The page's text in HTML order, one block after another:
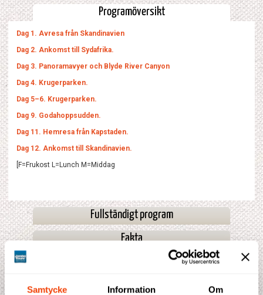
Samtycke Information Om
Programöversikt
Dag 1. Avresa från Skandinavien
Dag 2. Ankomst till Sydafrika.
Dag 3. Panoramavyer och Blyde River Canyon
Dag 4. Krugerparken.
Dag 5–6. Krugerparken.
Dag 9. Godahoppsudden.
Dag 11. Hemresa från Kapstaden.
Dag 12. Ankomst till Skandinavien.
[F=Frukost L=Lunch M=Middag
Fullständigt program
Fakta
Prisblad